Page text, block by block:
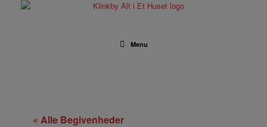
Menu
« Alle Begivenheder